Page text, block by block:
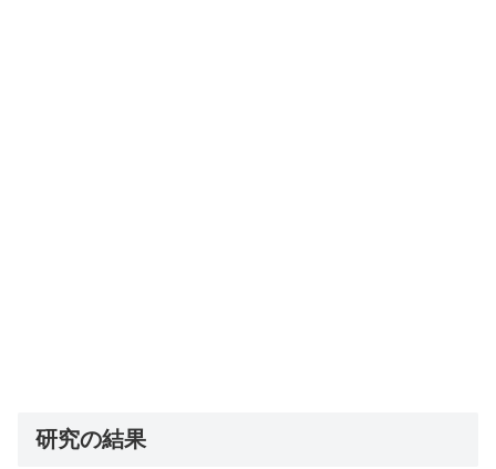
研究の結果